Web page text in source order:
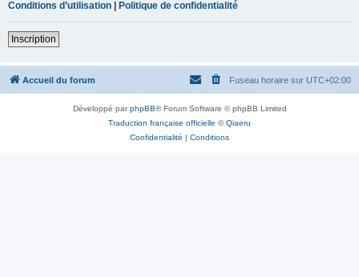
Conditions d’utilisation | Politique de confidentialité
Inscription
Accueil du forum Fuseau horaire sur UTC+02:00
Développé parphpBB® Forum Software © phpBB Limited
Traduction française officielle ©Qiaeru
Confidentialité | Conditions